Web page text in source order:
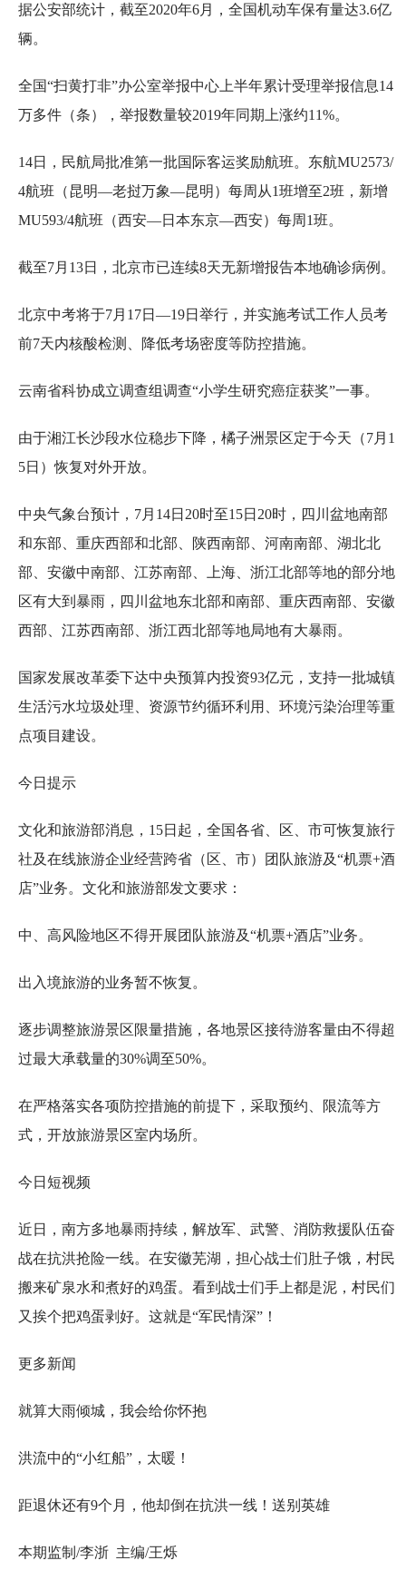
据公安部统计，截至2020年6月，全国机动车保有量达3.6亿
辆。
全国“扫黄打非”办公室举报中心上半年累计受理举报信息14
万多件（条），举报数量较2019年同期上涨约11%。
14日，民航局批准第一批国际客运奖励航班。东航MU2573/
4航班（昆明—老挝万象—昆明）每周从1班增至2班，新增
MU593/4航班（西安—日本东京—西安）每周1班。
截至7月13日，北京市已连续8天无新增报告本地确诊病例。
北京中考将于7月17日—19日举行，并实施考试工作人员考
前7天内核酸检测、降低考场密度等防控措施。
云南省科协成立调查组调查“小学生研究癌症获奖”一事。
由于湘江长沙段水位稳步下降，橘子洲景区定于今天（7月1
5日）恢复对外开放。
中央气象台预计，7月14日20时至15日20时，四川盆地南部
和东部、重庆西部和北部、陕西南部、河南南部、湖北北
部、安徽中南部、江苏南部、上海、浙江北部等地的部分地
区有大到暴雨，四川盆地东北部和南部、重庆西南部、安徽
西部、江苏西南部、浙江西北部等地局地有大暴雨。
国家发展改革委下达中央预算内投资93亿元，支持一批城镇
生活污水垃圾处理、资源节约循环利用、环境污染治理等重
点项目建设。
今日提示
文化和旅游部消息，15日起，全国各省、区、市可恢复旅行
社及在线旅游企业经营跨省（区、市）团队旅游及“机票+酒
店”业务。文化和旅游部发文要求：
中、高风险地区不得开展团队旅游及“机票+酒店”业务。
出入境旅游的业务暂不恢复。
逐步调整旅游景区限量措施，各地景区接待游客量由不得超
过最大承载量的30%调至50%。
在严格落实各项防控措施的前提下，采取预约、限流等方
式，开放旅游景区室内场所。
今日短视频
近日，南方多地暴雨持续，解放军、武警、消防救援队伍奋
战在抗洪抢险一线。在安徽芜湖，担心战士们肚子饿，村民
搬来矿泉水和煮好的鸡蛋。看到战士们手上都是泥，村民们
又挨个把鸡蛋剥好。这就是“军民情深”！
更多新闻
就算大雨倾城，我会给你怀抱
洪流中的“小红船”，太暖！
距退休还有9个月，他却倒在抗洪一线！送别英雄
本期监制/李浙 主编/王烁